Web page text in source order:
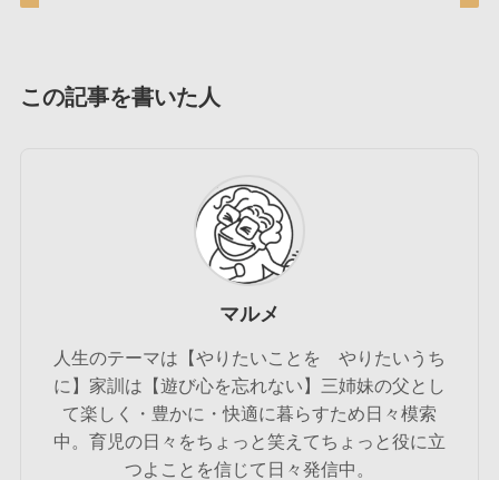
この記事を書いた人
マルメ
人生のテーマは【やりたいことを やりたいうち
に】家訓は【遊び心を忘れない】三姉妹の父とし
て楽しく・豊かに・快適に暮らすため日々模索
中。育児の日々をちょっと笑えてちょっと役に立
つよことを信じて日々発信中。